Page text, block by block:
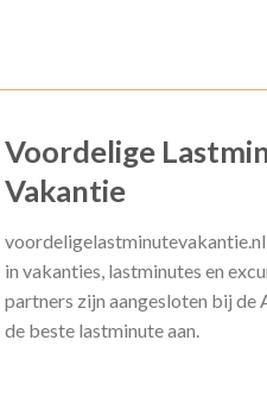
Voordelige
Vakantie
in vakanties, lastminutes en
partners zijn aangesloten bij de
de beste lastminute aan.